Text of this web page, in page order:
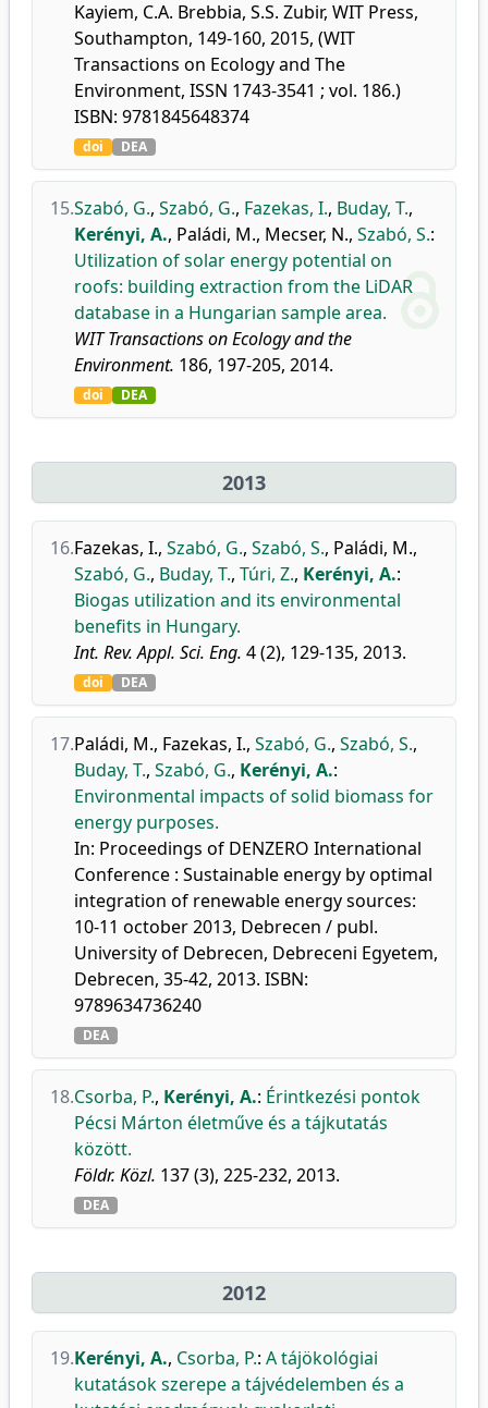
Kayiem, C.A. Brebbia, S.S. Zubir, WIT Press,
Southampton, 149-160, 2015, (WIT
Transactions on Ecology and The
Environment, ISSN 1743-3541 ; vol. 186.)
ISBN: 9781845648374
doi DEA
15.Szabó, G., Szabó, G., Fazekas, I., Buday, T.,
Kerényi, A., Paládi, M., Mecser, N., Szabó, S.:
Utilization of solar energy potential on
roofs: building extraction from the LiDAR
database in a Hungarian sample area.
WIT Transactions on Ecology and the
Environment. 186, 197-205, 2014.
doi DEA
2013
16.Fazekas, I., Szabó, G., Szabó, S., Paládi, M.,
Szabó, G., Buday, T., Túri, Z., Kerényi, A.:
Biogas utilization and its environmental
benefits in Hungary.
Int. Rev. Appl. Sci. Eng. 4 (2), 129-135, 2013.
doi DEA
17.Paládi, M., Fazekas, I., Szabó, G., Szabó, S.,
Buday, T., Szabó, G., Kerényi, A.:
Environmental impacts of solid biomass for
energy purposes.
In: Proceedings of DENZERO International
Conference : Sustainable energy by optimal
integration of renewable energy sources:
10-11 october 2013, Debrecen / publ.
University of Debrecen, Debreceni Egyetem,
Debrecen, 35-42, 2013. ISBN:
9789634736240
DEA
18.Csorba, P., Kerényi, A.: Érintkezési pontok
Pécsi Márton életműve és a tájkutatás
között.
Földr. Közl. 137 (3), 225-232, 2013.
DEA
2012
19.Kerényi, A., Csorba, P.: A tájökológiai
kutatások szerepe a tájvédelemben és a